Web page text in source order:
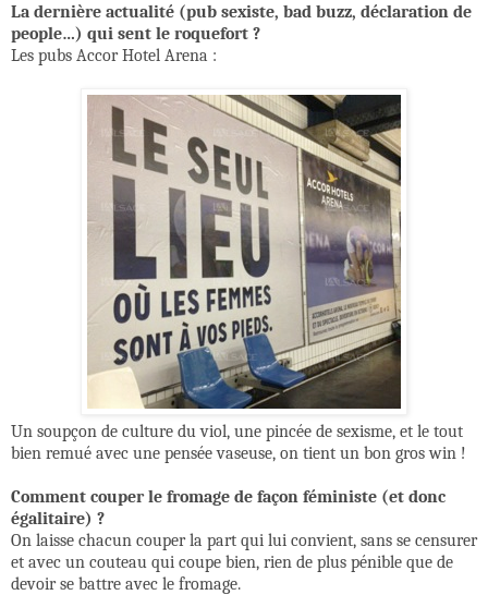
La dernière actualité (pub sexiste, bad buzz, déclaration de
people…) qui sent le roquefort ?
Les pubs Accor Hotel Arena :
Un soupçon de culture du viol, une pincée de sexisme, et le tout
bien remué avec une pensée vaseuse, on tient un bon gros win !
Comment couper le fromage de façon féministe (et donc
égalitaire) ?
On laisse chacun couper la part qui lui convient, sans se censurer
et avec un couteau qui coupe bien, rien de plus pénible que de
devoir se battre avec le fromage.